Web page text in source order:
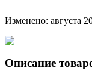
Изменено: августа
Описание